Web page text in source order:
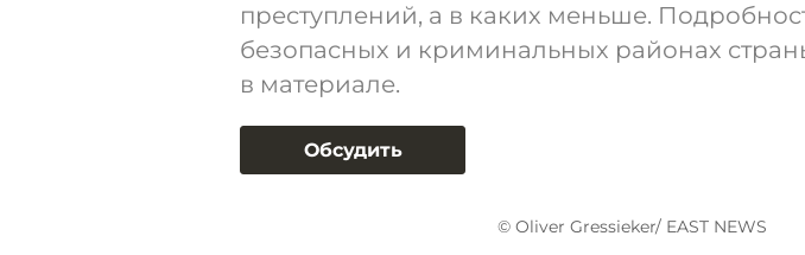
преступлений, а в каких меньше.
безопасных и криминальных районах
в материале.
Обсудить
© Oliver Gressieker/ EAST NEWS